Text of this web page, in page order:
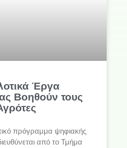
Έργα
Βοηθούν τους
πρόγραμμα ψηφιακής
από το Τμήμα